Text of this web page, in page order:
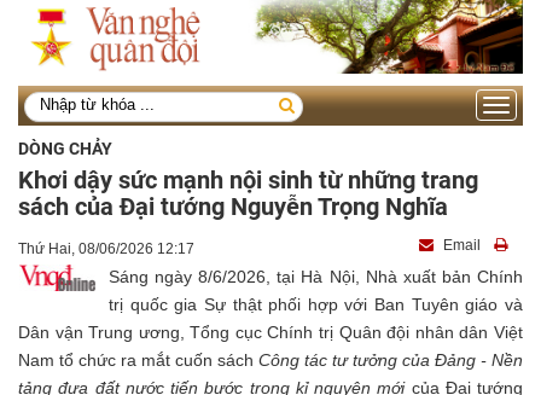
Toggle
DÒNG CHẢY
Khơi dậy sức mạnh nội sinh từ những trang
sách của Đại tướng Nguyễn Trọng Nghĩa
Thứ Hai, 08/06/2026 12:17 Email
Sáng ngày 8/6/2026, tại Hà Nội, Nhà xuất bản Chính
trị quốc gia Sự thật phối hợp với Ban Tuyên giáo và
Dân vận Trung ương, Tổng cục Chính trị Quân đội nhân dân Việt
Nam tổ chức ra mắt cuốn sách Công tác tư tưởng của Đảng - Nền
tảng đưa đất nước tiến bước trong kỉ nguyên mớicủa Đại tướng